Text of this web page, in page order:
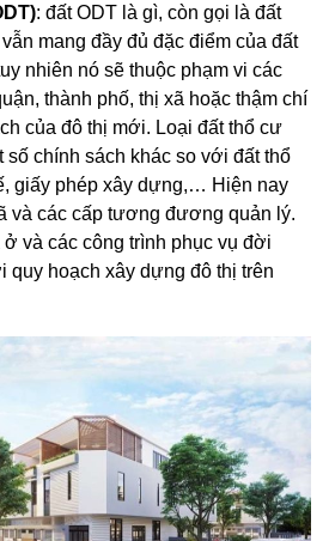
: đất ODT là gì, còn gọi là đất
mang đầy đủ đặc điểm của đất
nhiên nó sẽ thuộc phạm vi các
thành phố, thị xã hoặc thậm chí
của đô thị mới. Loại đất thổ cư
chính sách khác so với đất thổ
giấy phép xây dựng,… Hiện nay
và các cấp tương đương quản lý.
và các công trình phục vụ đời
quy hoạch xây dựng đô thị trên